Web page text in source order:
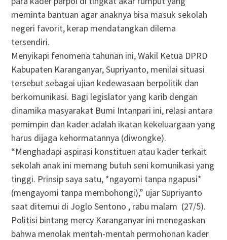
meminta bantuan agar anaknya bisa masuk sekolah
negeri favorit, kerap mendatangkan dilema
tersendiri.
Menyikapi fenomena tahunan ini, Wakil Ketua DPRD
Kabupaten Karanganyar, Supriyanto, menilai situasi
tersebut sebagai ujian kedewasaan berpolitik dan
berkomunikasi. Bagi legislator yang karib dengan
dinamika masyarakat Bumi Intanpari ini, relasi antara
pemimpin dan kader adalah ikatan kekeluargaan yang
harus dijaga kehormatannya (diwongke).
“Menghadapi aspirasi konstituen atau kader terkait
sekolah anak ini memang butuh seni komunikasi yang
tinggi. Prinsip saya satu, *ngayomi tanpa ngapusi*
(mengayomi tanpa membohongi),” ujar Supriyanto
saat ditemui di Joglo Sentono , rabu malam (27/5).
Politisi bintang mercy Karanganyar ini menegaskan
bahwa menolak mentah-mentah permohonan kader